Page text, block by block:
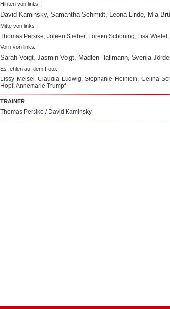
Hinten von links:
David Kaminsky, Samantha Schmidt, Leona Linde, Mia
Mitte von links:
Thomas Persike, Joleen Stieber, Loreen Schöning, Lisa
Vorn von links:
Sarah Voigt, Jasmin Voigt, Madlen Hallmann, Svenja
Es fehlen auf dem Foto:
Lissy Meisel, Claudia Ludwig, Stephanie Heinlein, Celina
Hopf, Annemarie Trumpf
TRAINER
Thomas Persike / David Kaminsky